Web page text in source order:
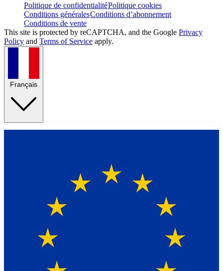
Politique de confidentialitéPolitique cookies
Conditions généralesConditions d’abonnement
Conditions de vente
This site is protected by reCAPTCHA, and the Google Privacy
Policy and Terms of Service apply.
Français